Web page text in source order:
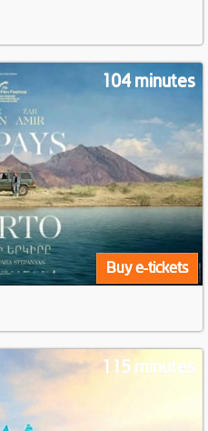
104 minutes
Buy e-tickets
115 minutes